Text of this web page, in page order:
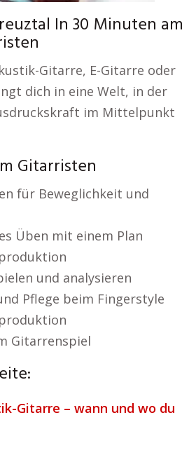
In 30 Minuten am
Gitarre, E-Gitarre oder
dich in eine Welt, in der
im Mittelpunkt
Gitarristen
für Beweglichkeit und
Üben mit einem Plan
und analysieren
Pflege beim Fingerstyle
Gitarrenspiel
Gitarre – wann und wo du